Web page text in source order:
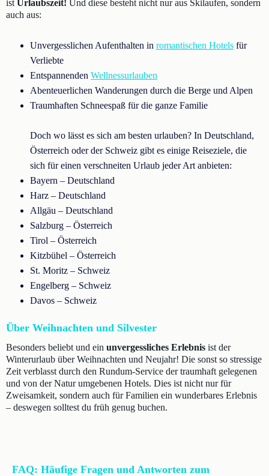
ist Urlaubszeit! Und diese besteht nicht nur aus Skilaufen, sondern
auch aus:
Unvergesslichen Aufenthalten in romantischen Hotels für
Verliebte
Entspannenden Wellnessurlauben
Abenteuerlichen Wanderungen durch die Berge und Alpen
Traumhaften Schneespaß für die ganze Familie
Doch wo lässt es sich am besten urlauben? In Deutschland,
Österreich oder der Schweiz gibt es einige Reiseziele, die
sich für einen verschneiten Urlaub jeder Art anbieten:
Bayern – Deutschland
Harz – Deutschland
Allgäu – Deutschland
Salzburg – Österreich
Tirol – Österreich
Kitzbühel – Österreich
St. Moritz – Schweiz
Engelberg – Schweiz
Davos – Schweiz
Über Weihnachten und Silvester
Besonders beliebt und ein unvergessliches Erlebnis ist der
Winterurlaub über Weihnachten und Neujahr! Die sonst so stressige
Zeit verblasst durch den Rundum-Service der traumhaft gelegenen
und von der Natur umgebenen Hotels. Dies ist nicht nur für
Zweisamkeit, sondern auch für Familien ein wunderbares Erlebnis
– deswegen solltest du früh genug buchen.
FAQ: Häufige Fragen und Antworten zum